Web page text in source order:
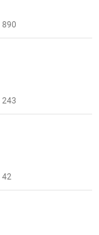
890
243
42